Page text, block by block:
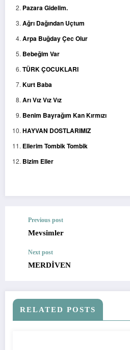
Pazara Gidelim.
Ağrı Dağından Uçtum
Arpa Buğday Çec Olur
Bebeğim Var
TÜRK ÇOCUKLARI
Kurt Baba
Arı Vız Vız Vız
Benim Bayrağım Kan Kırmızı
HAYVAN DOSTLARIMIZ
Ellerim Tombik Tombik
Bizim Eller
Previous post
Mevsimler
Next post
MERDİVEN
RELATED POSTS